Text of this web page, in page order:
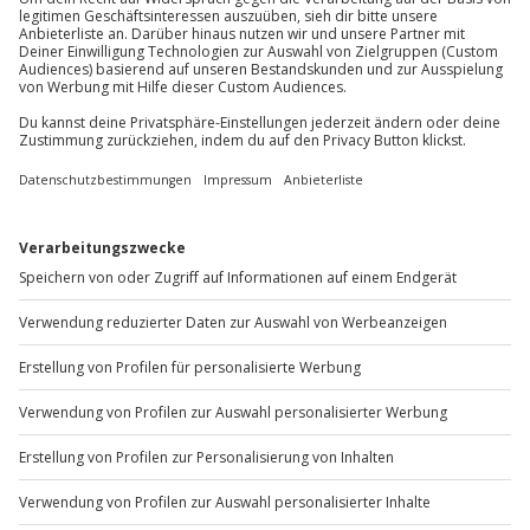
Teilnehmer
Gutschein gültig für 1 Person
Gruppengröße: 1 - 5 Personen
Du möchtest als Firma bestellen?
Sichere Dir attraktive Firmenkunden Vorteile.
b2b@jochen-schweizer.de
www.b2b.jochen-schweizer.de/
Artikelnummer : 40220
Andere Produkte entdecken